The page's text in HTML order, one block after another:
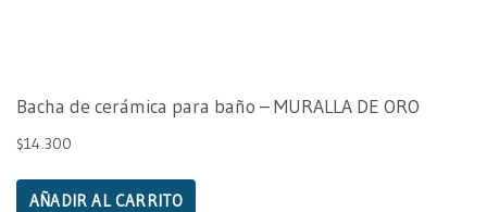
Bacha de cerámica para baño – MURALLA DE ORO
$14.300
AÑADIR AL CARRITO